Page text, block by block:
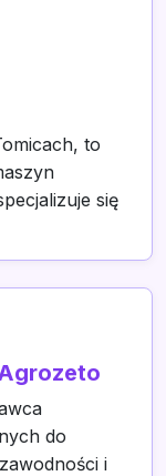
to
się
do
i